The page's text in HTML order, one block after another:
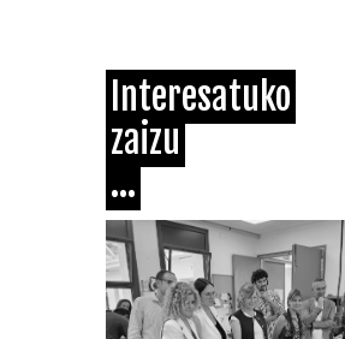
Interesatuko
zaizu
...